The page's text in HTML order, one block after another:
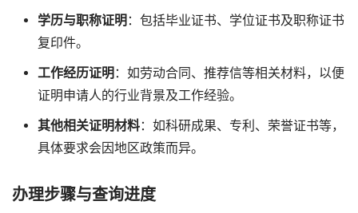
学历与职称证明 ：包括毕业证书、学位证书及职称证书
复印件。
工作经历证明 ：如劳动合同、推荐信等相关材料，以便
证明申请人的行业背景及工作经验。
其他相关证明材料：如科研成果、专利、荣誉证书等，
具体要求会因地区政策而异。
办理步骤与查询进度